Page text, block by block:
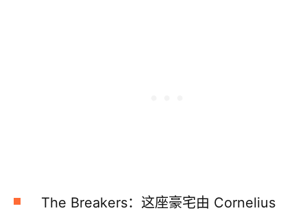
The Breakers：这座豪宅由 Cornelius